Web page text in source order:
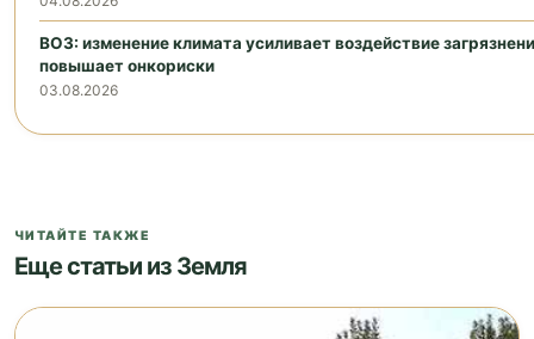
ВОЗ: изменение климата усиливает воздействие
повышает онкориски
03.08.2026
ЧИТАЙТЕ ТАКЖЕ
Еще статьи из Земля